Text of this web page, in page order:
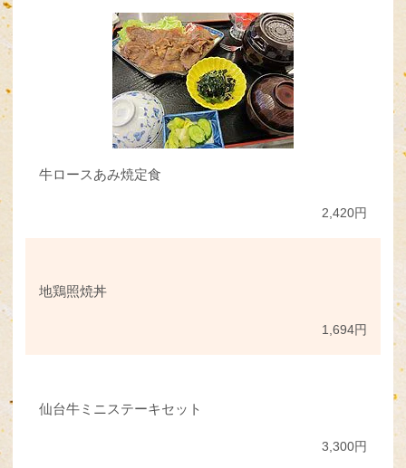
牛ロースあみ焼定食
2,420円
地鶏照焼丼
1,694円
仙台牛ミニステーキセット
3,300円